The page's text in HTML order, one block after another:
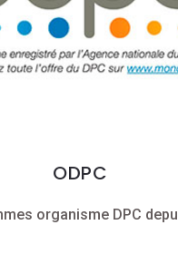
ODPC
organisme DPC